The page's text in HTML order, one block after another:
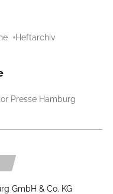
Heftarchiv
Presse Hamburg
GmbH & Co. KG